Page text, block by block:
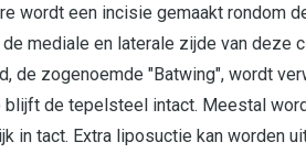
wordt een incisie gemaakt rondom
mediale en laterale zijde van
de zogenoemde "Batwing", wordt
de tepelsteel intact. Meestal
in tact. Extra liposuctie kan worden